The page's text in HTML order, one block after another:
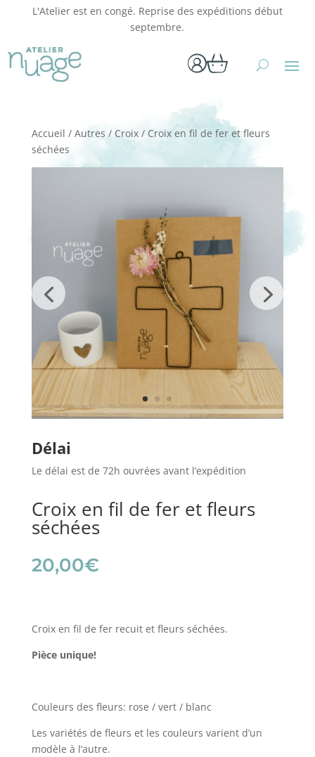
L'Atelier est en congé. Reprise des expéditions début
septembre.
Accueil / Autres / Croix/ Croix en fil de fer et fleurs
séchées
Délai
Le délai est de 72h ouvrées avant l’expédition
Croix en fil de fer et fleurs
séchées
20,00€
Croix en fil de fer recuit et fleurs séchées.
Pièce unique!
Couleurs des fleurs: rose / vert / blanc
Les variétés de fleurs et les couleurs varient d’un
modèle à l’autre.